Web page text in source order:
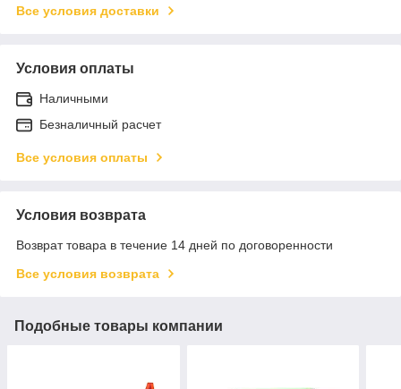
Все условия доставки
Условия оплаты
Наличными
Безналичный расчет
Все условия оплаты
Условия возврата
Возврат товара в течение 14 дней по договоренности
Все условия возврата
Подобные товары компании